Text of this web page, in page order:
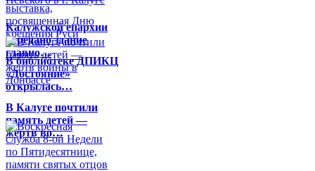
Калужской епархии
передано здание
главно…
В библиотеке ДПИКЦ
«Достояние»
открылась…
В Калуге почтили
память детей —
жертв во…